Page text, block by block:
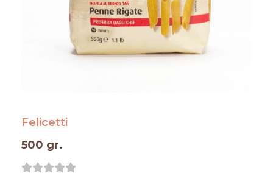
Felicetti
500 gr.
